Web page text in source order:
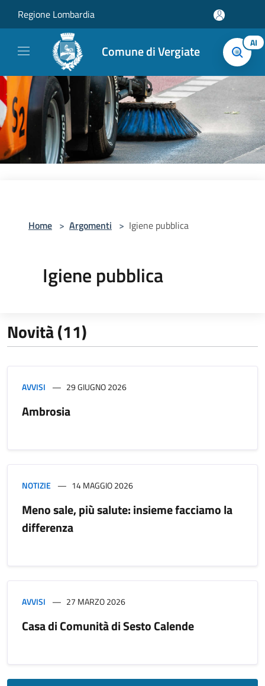
Regione Lombardia
Comune di Vergiate AI
Home > Argomenti > Igiene pubblica
Igiene pubblica
Novità (11)
AVVISI 29 GIUGNO 2026
Ambrosia
NOTIZIE 14 MAGGIO 2026
Meno sale, più salute: insieme facciamo la
differenza
AVVISI 27 MARZO 2026
Casa di Comunità di Sesto Calende